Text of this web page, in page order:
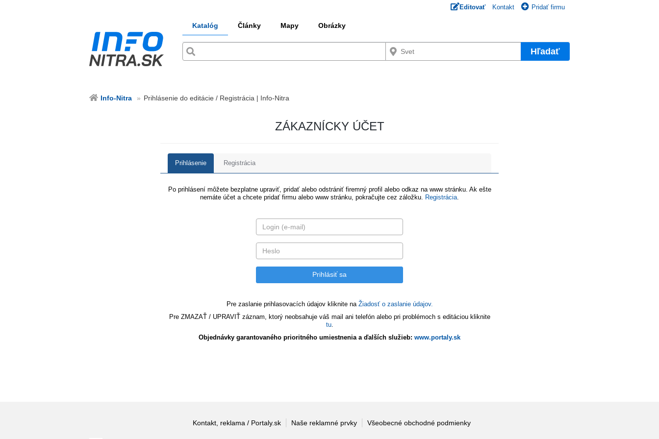
Editovať Kontakt Pridať firmu
Katalóg Články Mapy Obrázky
Hľadať
Info-Nitra Prihlásenie do editácie / Registrácia | Info-Nitra
ZÁKAZNÍCKY ÚČET
Prihlásenie Registrácia
Po prihlásení môžete bezplatne upraviť, pridať alebo odstrániť firemný profil alebo odkaz na www stránku. Ak ešte
nemáte účet a chcete pridať firmu alebo www stránku, pokračujte cez záložku.
Registrácia
Pre zaslanie prihlasovacích údajov kliknite na Žiadosť o zaslanie údajov.
Pre ZMAZAŤ / UPRAVIŤ záznam, ktorý neobsahuje váš mail ani telefón alebo pri problémoch s editáciou kliknite
tu.
Objednávky garantovaného prioritného umiestnenia a ďalších služieb: www.portaly.sk
Kontakt, reklama / Portaly.sk Naše reklamné prvky Všeobecné obchodné podmienky